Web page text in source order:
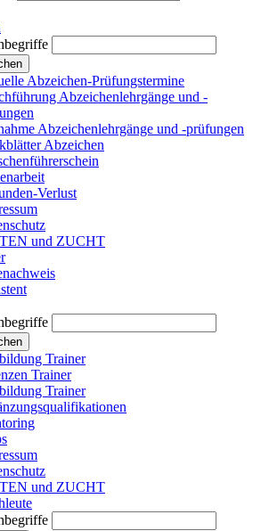
Abzeichen-Prüfungstermine
Abzeichenlehrgänge und -
Abzeichenlehrgänge und -prüfungen
Abzeichen
Verlust
und ZUCHT
Trainer
Trainer
Trainer
und ZUCHT